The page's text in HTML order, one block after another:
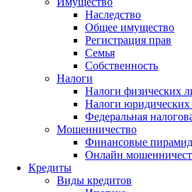
Наследство
Общее имущество
Регистрация прав
Семья
Собственность
Налоги
Налоги физических
Налоги юридических
Федеральная
Мошенничество
Финансовые
Онлайн
Кредиты
Виды кредитов